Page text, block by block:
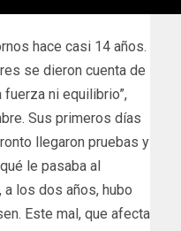
hace casi 14 años.
se dieron cuenta de
fuerza ni equilibrio”,
Sus primeros días
llegaron pruebas y
le pasaba al
los dos años, hubo
Este mal, que afecta